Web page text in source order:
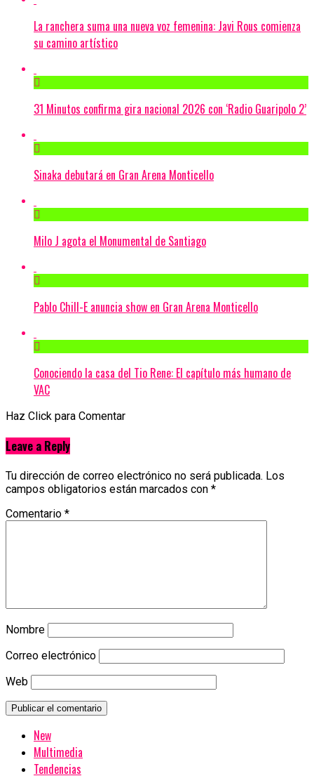
La ranchera suma una nueva voz femenina: Javi Rous comienza
su camino artístico
31 Minutos confirma gira nacional 2026 con ‘Radio Guaripolo 2’
Sinaka debutará en Gran Arena Monticello
Milo J agota el Monumental de Santiago
Pablo Chill-E anuncia show en Gran Arena Monticello
Conociendo la casa del Tio Rene: El capítulo más humano de
VAC
Haz Click para Comentar
Leave a Reply
Tu dirección de correo electrónico no será publicada. Los
campos obligatorios están marcados con *
Comentario *
Nombre
Correo electrónico
Web
New
Multimedia
Tendencias